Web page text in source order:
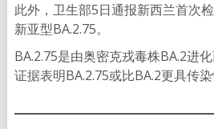
此外，卫生部5日通报新西兰首次
新亚型BA.2.75。
BA.2.75是由奥密克戎毒株BA.2进
证据表明BA.2.75或比BA.2更具传染